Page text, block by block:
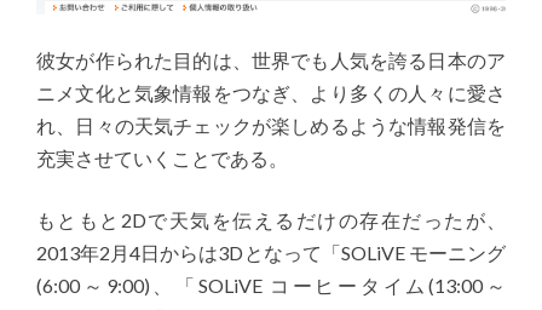
彼女が作られた目的は、世界でも人気を誇る日本のア
ニメ文化と気象情報をつなぎ、より多くの人々に愛さ
れ、日々の天気チェックが楽しめるような情報発信を
充実させていくことである。
もともと2Dで天気を伝えるだけの存在だったが、
2013年2月4日からは3Dとなって「SOLiVE モーニング
(6:00～9:00)、「SOLiVE コーヒータイム(13:00～